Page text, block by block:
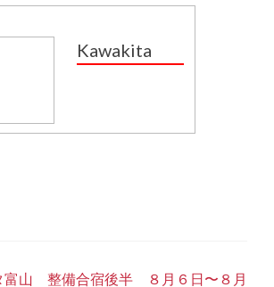
Kawakita
富山 整備合宿後半 ８月６日〜８月